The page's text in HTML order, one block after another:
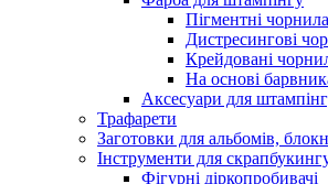
Пігментні чорнила
Дистресингові
Крейдовані
На основі
Аксесуари для
Трафарети
Заготовки для альбомів,
Інструменти для
Фігурні діркопробивачі